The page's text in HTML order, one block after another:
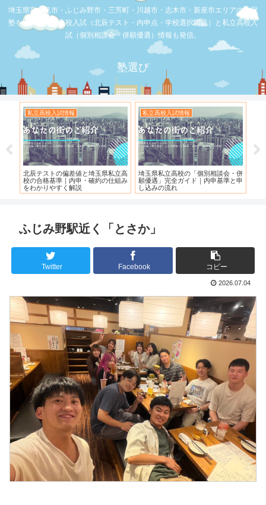
埼玉県富士見市・ふじみ野市・三芳町・川越市・志木市・新座市エリアの学習
塾を比較。公立高校入試（北辰テスト・内申点・学校選択問題）と私立高校入
試（個別相談会・併願優遇）情報も発信。
塾選び
値と埼玉県私立高
申・確約の仕組み
私立高校入試情報
埼玉県私立高校の「個別相談会・併
願優遇」完全ガイド｜内申基準と申
し込みの流れ
お店の覆面取材
【スシロー三芳店】リニュ
れている！！！
ふじみ野駅近く「とさか」
Twitter Facebook コピー
2026.07.04